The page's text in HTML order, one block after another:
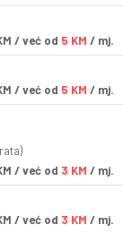
/ već od 5 KM / mj.
/ već od 5 KM / mj.
/ već od 3 KM / mj.
/ već od 3 KM / mj.